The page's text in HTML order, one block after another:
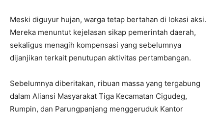
Meski diguyur hujan, warga tetap bertahan di lokasi aksi.
Mereka menuntut kejelasan sikap pemerintah daerah,
sekaligus menagih kompensasi yang sebelumnya
dijanjikan terkait penutupan aktivitas pertambangan.
Sebelumnya diberitakan, ribuan massa yang tergabung
dalam Aliansi Masyarakat Tiga Kecamatan Cigudeg,
Rumpin, dan Parungpanjang menggeruduk Kantor